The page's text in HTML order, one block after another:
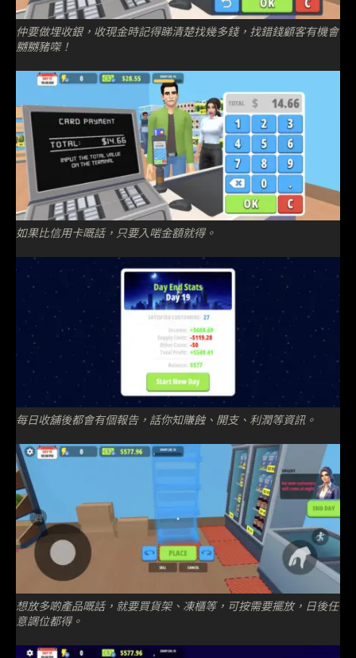
仲要做埋收銀，收現金時記得睇清楚找幾多錢，找錯錢顧客有機會
嬲嬲豬㗎！
如果比信用卡嘅話，只要入啱金額就得。
每日收舖後都會有個報告，話你知賺蝕、開支、利潤等資訊。
想放多啲產品嘅話，就要買貨架、凍櫃等，可按需要擺放，日後任
意調位都得。